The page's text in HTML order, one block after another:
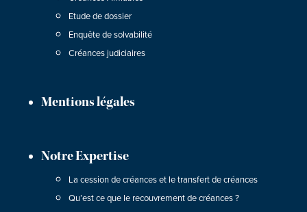
Etude de dossier
Enquête de solvabilité
Créances judiciaires
Mentions légales
Notre Expertise
La cession de créances et le transfert de créances
Qu’est ce que le recouvrement de créances ?